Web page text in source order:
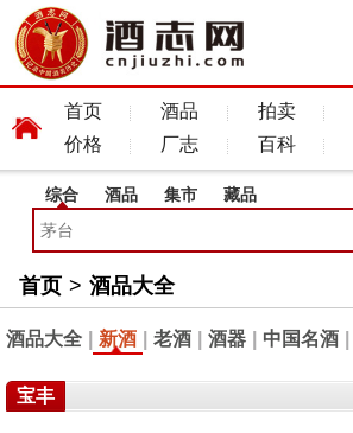
首页 酒品 拍卖
价格
厂志 百科
综合 酒品 集市 藏品
首页 > 酒品大全
酒品大全 新酒 老酒 酒器 中国名酒
宝丰